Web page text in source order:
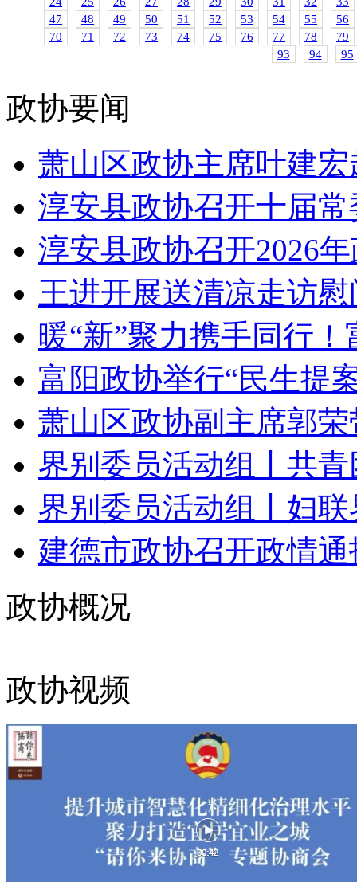
47
48 49 50 51 52 53 54 55
56
70
71 72 73 74 75 76 77 78
79
93
94 95
政协要闻
萧山区政协主席叶建
淳安县政协召开十届
淳安县政协召开2026
王进开展送清凉走访慰
暖“新”聚力携手同行
富阳政协举行“民生提
萧山区政协副主席郭
界别委员活动组丨共
界别委员活动组丨妇
建德市政协召开政情通
政协概况
政协视频